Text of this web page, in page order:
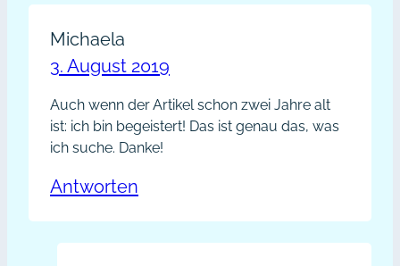
Michaela
3. August 2019
Auch wenn der Artikel schon zwei Jahre alt
ist: ich bin begeistert! Das ist genau das, was
ich suche. Danke!
Antworten